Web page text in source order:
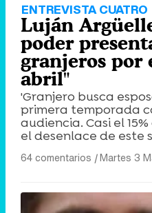
ENTREVISTA CUATRO
Luján
poder
granjeros por
abril"
'Granjero busca
primera temporada
audiencia. Casi el
el desenlace de este
64 comentarios |Martes 3